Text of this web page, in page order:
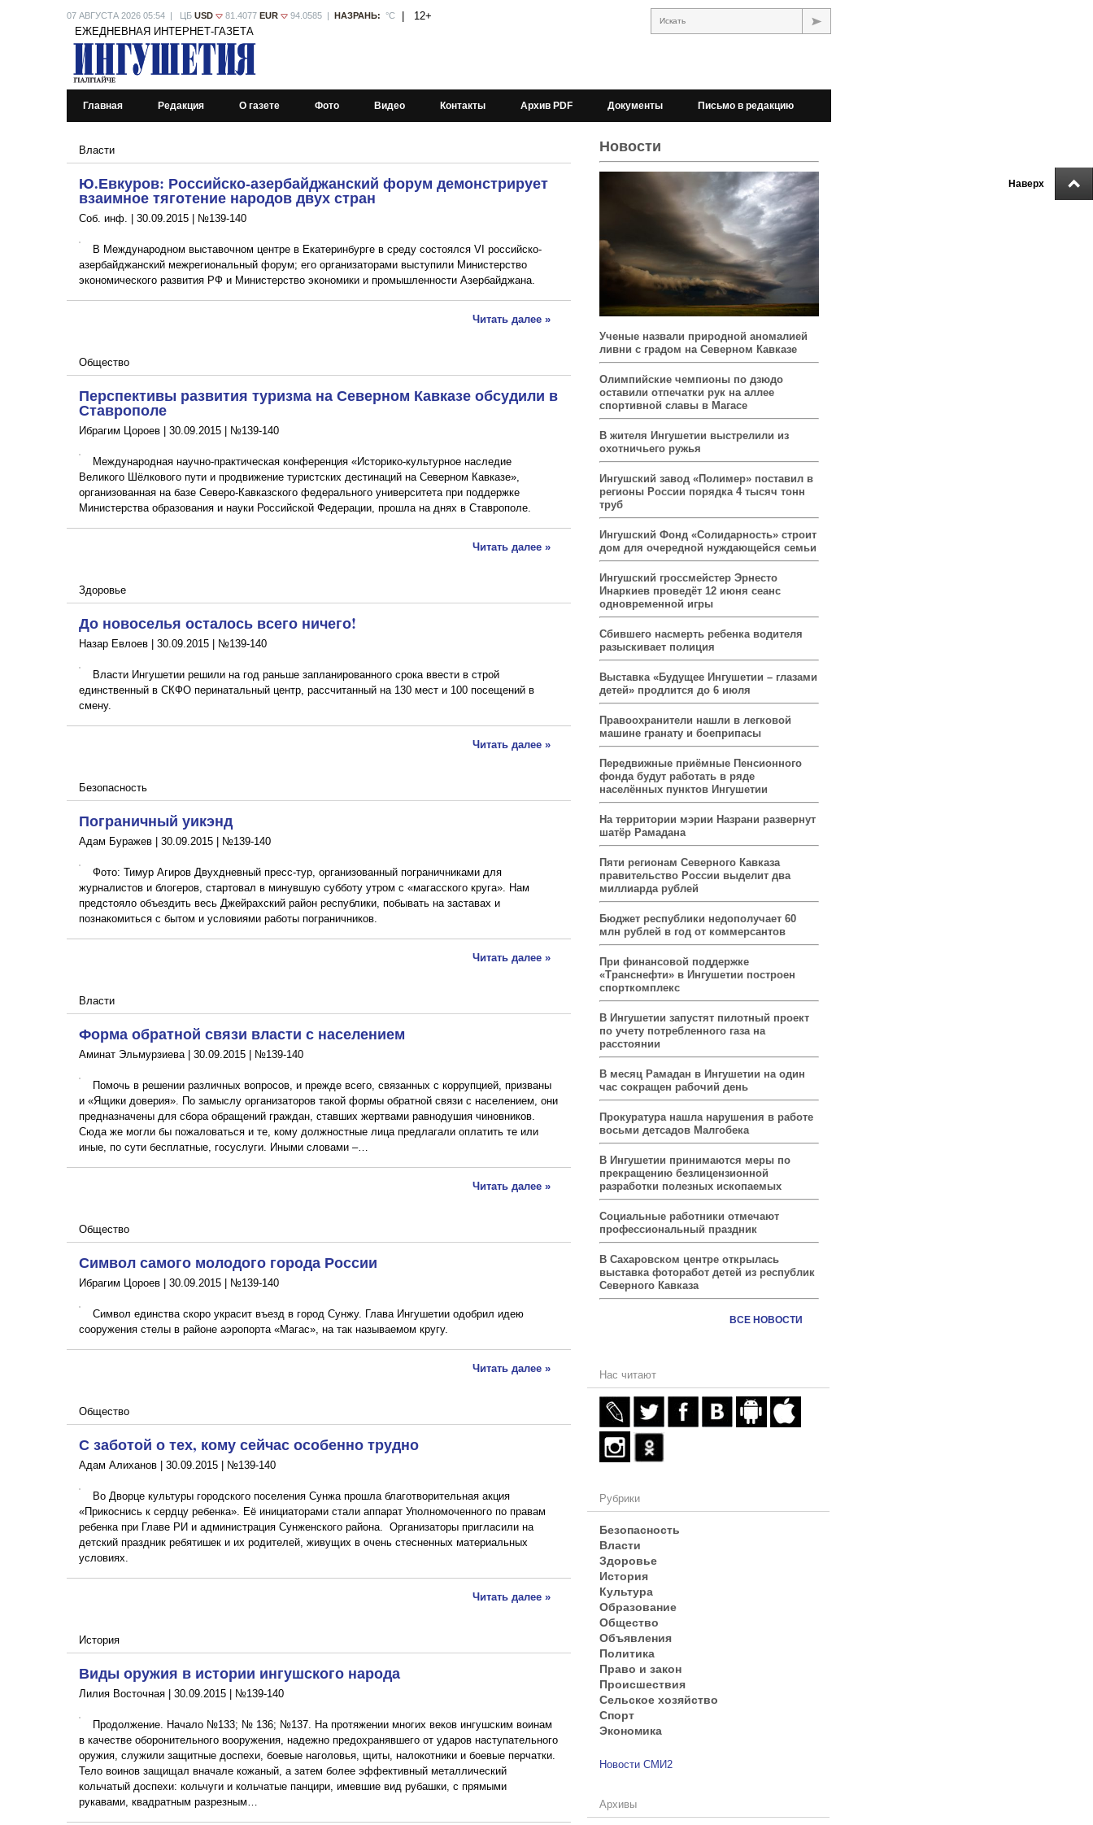
Наверх
07 АВГУСТА 2026 05:54 | ЦБ USD 81.4077 EUR 94.0585 | НАЗРАНЬ: °С 12+ Искать
ЕЖЕДНЕВНАЯ ИНТЕРНЕТ-ГАЗЕТА
Главная Редакция О газете Фото Видео Контакты Архив PDF Документы Письмо в редакцию
Власти
Ю.Евкуров: Российско-азербайджанский форум демонстрирует
взаимное тяготение народов двух стран
Соб. инф. | 30.09.2015 №139-140
В Международном выставочном центре в Екатеринбурге в среду состоялся VI российско-
азербайджанский межрегиональный форум; его организаторами выступили Министерство
экономического развития РФ и Министерство экономики и промышленности Азербайджана.
Читать далее »
Общество
Перспективы развития туризма на Северном Кавказе обсудили в
Ставрополе
Ибрагим Цороев | 30.09.2015 №139-140
Международная научно-практическая конференция «Историко-культурное наследие
Великого Шёлкового пути и продвижение туристских дестинаций на Северном Кавказе»,
организованная на базе Северо-Кавказского федерального университета при поддержке
Министерства образования и науки Российской Федерации, прошла на днях в Ставрополе.
Читать далее »
Здоровье
До новоселья осталось всего ничего!
Назар Евлоев | 30.09.2015 №139-140
Власти Ингушетии решили на год раньше запланированного срока ввести в строй
единственный в СКФО перинатальный центр, рассчитанный на 130 мест и 100 посещений в
смену.
Читать далее »
Безопасность
Пограничный уикэнд
Адам Буражев | 30.09.2015 №139-140
Фото: Тимур Агиров Двухдневный пресс-тур, организованный пограничниками для
журналистов и блогеров, стартовал в минувшую субботу утром с «магасского круга». Нам
предстояло объездить весь Джейрахский район республики, побывать на заставах и
познакомиться с бытом и условиями работы пограничников.
Читать далее »
Власти
Форма обратной связи власти с населением
Аминат Эльмурзиева | 30.09.2015 №139-140
Помочь в решении различных вопросов, и прежде всего, связанных с коррупцией, призваны
и «Ящики доверия». По замыслу организаторов такой формы обратной связи с населением, они
предназначены для сбора обращений граждан, ставших жертвами равнодушия чиновников.
Сюда же могли бы пожаловаться и те, кому должностные лица предлагали оплатить те или
иные, по сути бесплатные, госуслуги. Иными словами –…
Читать далее »
Общество
Символ самого молодого города России
Ибрагим Цороев | 30.09.2015 №139-140
Символ единства скоро украсит въезд в город Сунжу. Глава Ингушетии одобрил идею
сооружения стелы в районе аэропорта «Магас», на так называемом кругу.
Читать далее »
Общество
С заботой о тех, кому сейчас особенно трудно
Адам Алиханов | 30.09.2015 №139-140
Во Дворце культуры городского поселения Сунжа прошла благотворительная акция
«Прикоснись к сердцу ребенка». Её инициаторами стали аппарат Уполномоченного по правам
ребенка при Главе РИ и администрация Сунженского района. Организаторы пригласили на
детский праздник ребятишек и их родителей, живущих в очень стесненных материальных
условиях.
Читать далее »
История
Виды оружия в истории ингушского народа
Лилия Восточная | 30.09.2015 №139-140
Продолжение. Начало №133; № 136; №137. На протяжении многих веков ингушским воинам
в качестве оборонительного вооружения, надежно предохранявшего от ударов наступательного
оружия, служили защитные доспехи, боевые наголовья, щиты, налокотники и боевые перчатки.
Тело воинов защищал вначале кожаный, а затем более эффективный металлический
кольчатый доспехи: кольчуги и кольчатые панцири, имевшие вид рубашки, с прямыми
рукавами, квадратным разрезным…
Новости
Ученые назвали природной аномалией
ливни с градом на Северном Кавказе
Олимпийские чемпионы по дзюдо
оставили отпечатки рук на аллее
спортивной славы в Магасе
В жителя Ингушетии выстрелили из
охотничьего ружья
Ингушский завод «Полимер» поставил в
регионы России порядка 4 тысяч тонн
труб
Ингушский Фонд «Солидарность» строит
дом для очередной нуждающейся семьи
Ингушский гроссмейстер Эрнесто
Инаркиев проведёт 12 июня сеанс
одновременной игры
Сбившего насмерть ребенка водителя
разыскивает полиция
Выставка «Будущее Ингушетии – глазами
детей» продлится до 6 июля
Правоохранители нашли в легковой
машине гранату и боеприпасы
Передвижные приёмные Пенсионного
фонда будут работать в ряде
населённых пунктов Ингушетии
На территории мэрии Назрани развернут
шатёр Рамадана
Пяти регионам Северного Кавказа
правительство России выделит два
миллиарда рублей
Бюджет республики недополучает 60
млн рублей в год от коммерсантов
При финансовой поддержке
«Транснефти» в Ингушетии построен
спорткомплекс
В Ингушетии запустят пилотный проект
по учету потребленного газа на
расстоянии
В месяц Рамадан в Ингушетии на один
час сокращен рабочий день
Прокуратура нашла нарушения в работе
восьми детсадов Малгобека
В Ингушетии принимаются меры по
прекращению безлицензионной
разработки полезных ископаемых
Социальные работники отмечают
профессиональный праздник
В Сахаровском центре открылась
выставка фоторабот детей из республик
Северного Кавказа
ВСЕ НОВОСТИ
Нас читают
Рубрики
Безопасность
Власти
Здоровье
История
Культура
Образование
Общество
Объявления
Политика
Право и закон
Происшествия
Сельское хозяйство
Спорт
Экономика
Новости СМИ2
Архивы